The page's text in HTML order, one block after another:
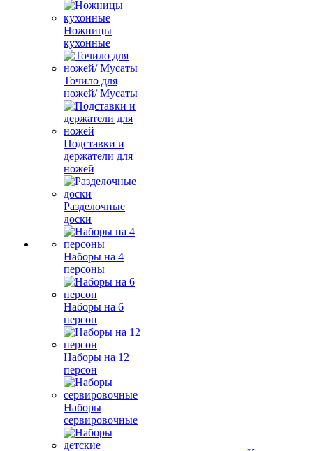
Ножницы
кухонные
Точило для
ножей/ Мусаты
Подставки и
держатели для
ножей
Разделочные
доски
Наборы на 4
персоны
Наборы на 6
персон
Наборы на 12
персон
Наборы
сервировочные